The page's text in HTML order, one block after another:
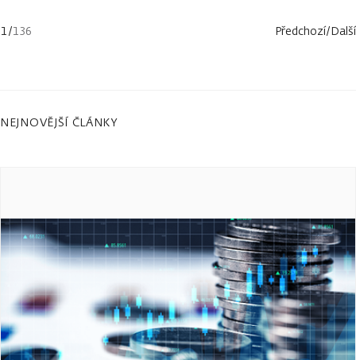
1/136 Předchozí/Další
NEJNOVĚJŠÍ ČLÁNKY